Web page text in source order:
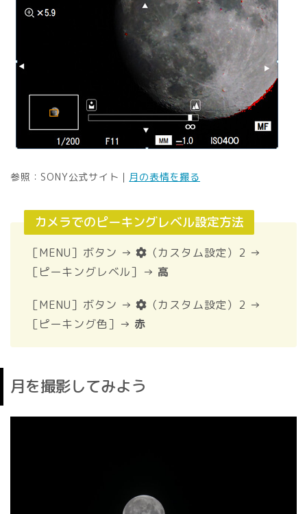
参照：SONY公式サイト｜ 月の表情を撮る
カメラでのピーキングレベル設定方法
［MENU］ボタン →
（カスタム設定）2 →
［ピーキングレベル］→ 高
［MENU］ボタン →
（カスタム設定）2 →
［ピーキング色］→ 赤
月を撮影してみよう